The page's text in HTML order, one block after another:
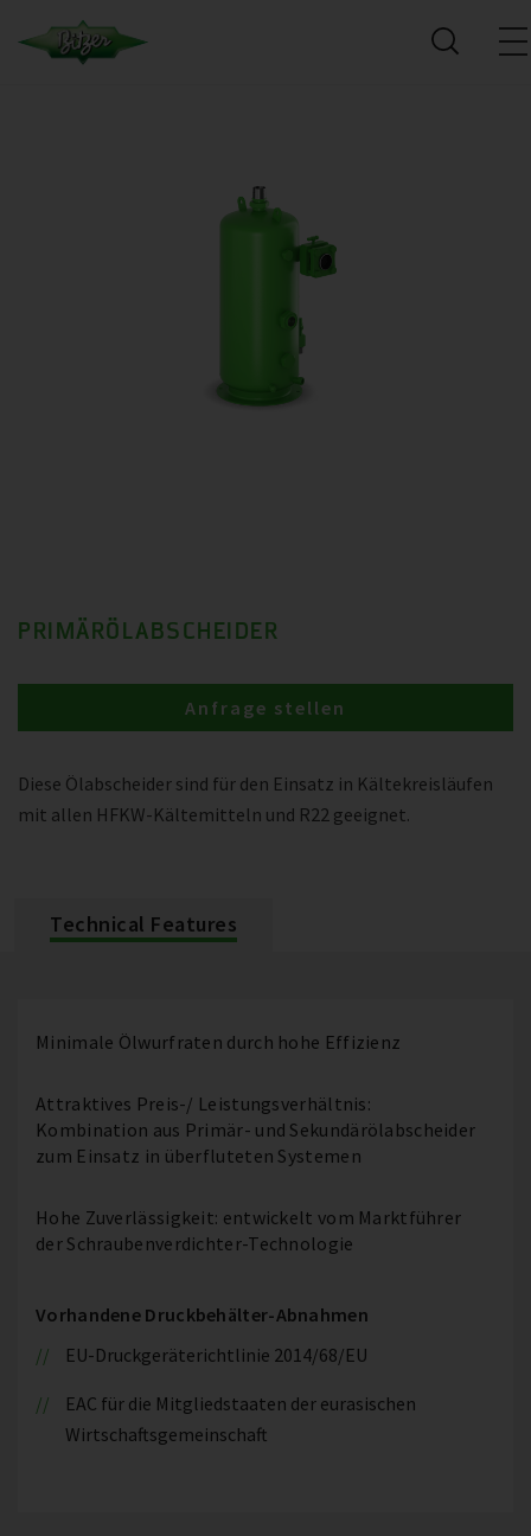
PRIMÄRÖLABSCHEIDER
Diese Ölabscheider sind für den Einsatz in Kältekreisläufen
mit allen HFKW-Kältemitteln und R22 geeignet.
Anfrage stellen
Technical Features
Minimale Ölwurfraten durch hohe Effizienz
Attraktives Preis-/ Leistungsverhältnis:
Kombination aus Primär- und Sekundärölabscheider
zum Einsatz in überfluteten Systemen
Hohe Zuverlässigkeit: entwickelt vom Marktführer
der Schraubenverdichter-Technologie
Vorhandene Druckbehälter-Abnahmen
EU-Druckgeräterichtlinie 2014/68/EU
EAC für die Mitgliedstaaten der eurasischen
Wirtschaftsgemeinschaft